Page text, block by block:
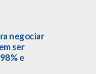
negociar
ser
e